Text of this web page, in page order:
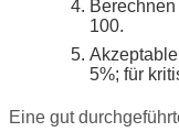
100.
5%; für
Eine gut